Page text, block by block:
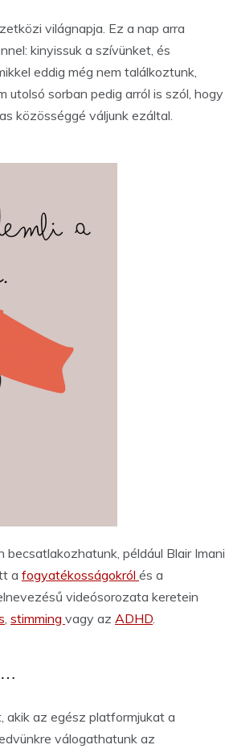
világnapja. Ez a nap arra
kinyissuk a szívünket, és
eddig még nem találkoztunk,
sorban pedig arról is szól, hogy
közösséggé váljunk ezáltal.
például Blair Imani
a fogyatékosságokról és a
videósorozata keretein
, stimming vagy az ADHD.
az egész platformjukat a
válogathatunk az